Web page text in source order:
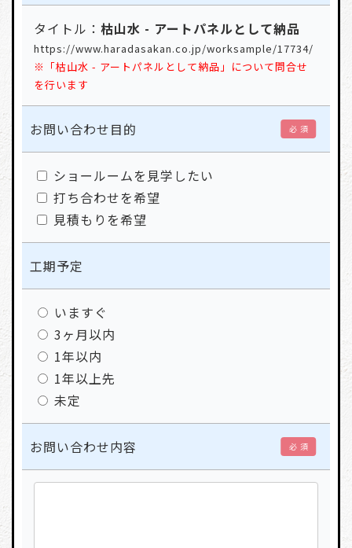
タイトル： 枯山水 - アートパネルとして納品
https://www.haradasakan.co.jp/worksample/17734/
※「枯山水 - アートパネルとして納品」について問合せ
を行います
お問い合わせ目的 必 須
ショールームを見学したい
打ち合わせを希望
見積もりを希望
工期予定
いますぐ
3ヶ月以内
1年以内
1年以上先
未定
お問い合わせ内容 必 須